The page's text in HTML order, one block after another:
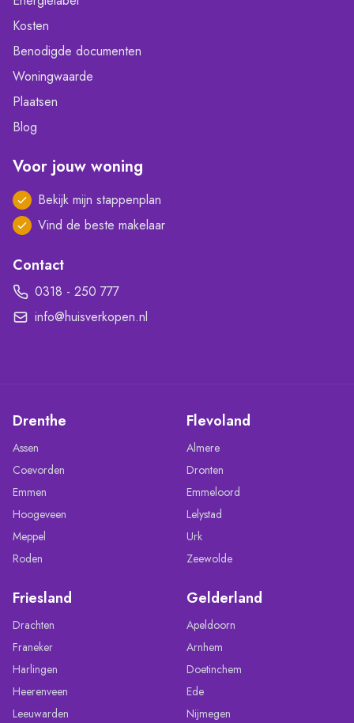
Kosten
Benodigde documenten
Woningwaarde
Plaatsen
Blog
Voor jouw woning
Bekijk mijn stappenplan
Vind de beste makelaar
Contact
0318 - 250 777
info@huisverkopen.nl
Drenthe
Assen
Coevorden
Emmen
Hoogeveen
Meppel
Roden
Flevoland
Almere
Dronten
Emmeloord
Lelystad
Urk
Zeewolde
Friesland
Drachten
Franeker
Harlingen
Heerenveen
Leeuwarden
Gelderland
Apeldoorn
Arnhem
Doetinchem
Ede
Nijmegen